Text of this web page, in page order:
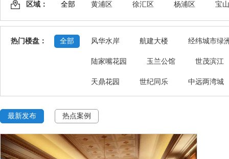
区域： 全部 黄浦区 徐汇区 杨浦区 宝
热门楼盘： 全部 风华水岸 航建大楼 经纬城市绿
陆家嘴花园 玉兰公馆 世茂滨江
天鼎花园 世纪同乐 中远两湾城
最新发布 热点案例